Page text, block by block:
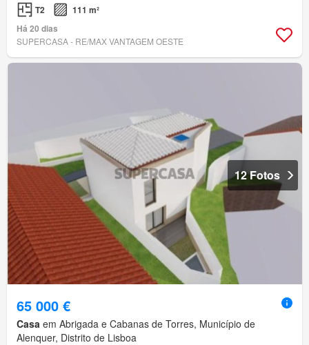
T2
111 m²
Há 20 dias
SUPERCASA - RE/MAX VANTAGEM OESTE
12 Fotos
65 000 €
Casa em Abrigada e Cabanas de Torres, Município de
Alenquer, Distrito de Lisboa